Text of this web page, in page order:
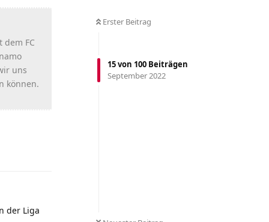
Erster Beitrag
15von 100 Beiträgen
September 2022
FC
uns
können.
der Liga